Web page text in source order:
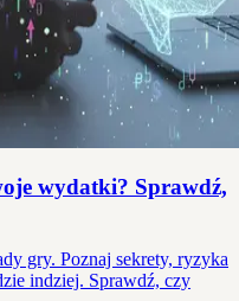
wydatki? Sprawdź,
gry. Poznaj sekrety, ryzyka
indziej. Sprawdź, czy